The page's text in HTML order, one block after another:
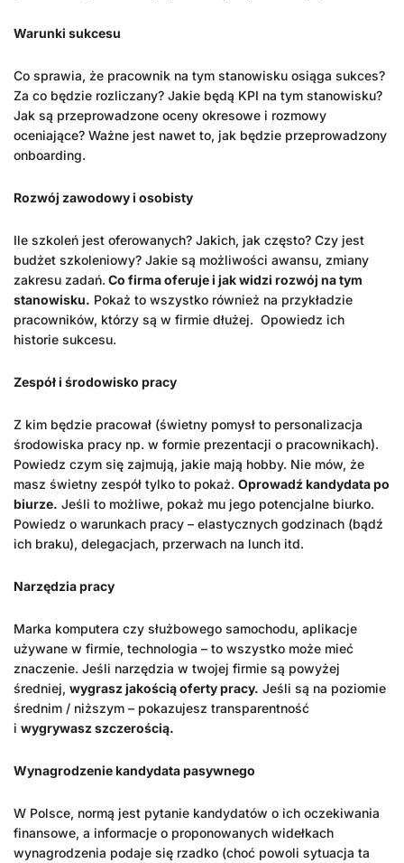
Warunki sukcesu
Co sprawia, że pracownik na tym stanowisku osiąga sukces?
Za co będzie rozliczany? Jakie będą KPI na tym stanowisku?
Jak są przeprowadzone oceny okresowe i rozmowy
oceniające? Ważne jest nawet to, jak będzie przeprowadzony
onboarding.
Rozwój zawodowy i osobisty
Ile szkoleń jest oferowanych? Jakich, jak często? Czy jest
budżet szkoleniowy? Jakie są możliwości awansu, zmiany
zakresu zadań. Co firma oferuje i jak widzi rozwój na tym
stanowisku. Pokaż to wszystko również na przykładzie
pracowników, którzy są w firmie dłużej. Opowiedz ich
historie sukcesu.
Zespół i środowisko pracy
Z kim będzie pracował (świetny pomysł to personalizacja
środowiska pracy np. w formie prezentacji o pracownikach).
Powiedz czym się zajmują, jakie mają hobby. Nie mów, że
masz świetny zespół tylko to pokaż. Oprowadź kandydata po
biurze. Jeśli to możliwe, pokaż mu jego potencjalne biurko.
Powiedz o warunkach pracy – elastycznych godzinach (bądź
ich braku), delegacjach, przerwach na lunch itd.
Narzędzia pracy
Marka komputera czy służbowego samochodu, aplikacje
używane w firmie, technologia – to wszystko może mieć
znaczenie. Jeśli narzędzia w twojej firmie są powyżej
średniej, wygrasz jakością oferty pracy. Jeśli są na poziomie
średnim / niższym – pokazujesz transparentność
i wygrywasz szczerością.
Wynagrodzenie kandydata pasywnego
W Polsce, normą jest pytanie kandydatów o ich oczekiwania
finansowe, a informacje o proponowanych widełkach
wynagrodzenia podaje się rzadko (choć powoli sytuacja ta